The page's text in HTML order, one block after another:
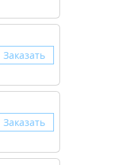
Заказать
Заказать